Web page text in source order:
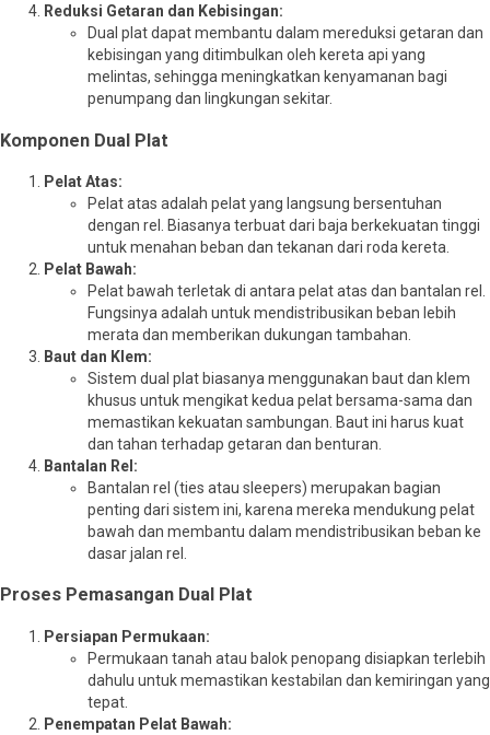
Reduksi Getaran dan Kebisingan:
Dual plat dapat membantu dalam mereduksi getaran dan
kebisingan yang ditimbulkan oleh kereta api yang
melintas, sehingga meningkatkan kenyamanan bagi
penumpang dan lingkungan sekitar.
Komponen Dual Plat
Pelat Atas:
Pelat atas adalah pelat yang langsung bersentuhan
dengan rel. Biasanya terbuat dari baja berkekuatan tinggi
untuk menahan beban dan tekanan dari roda kereta.
Pelat Bawah:
Pelat bawah terletak di antara pelat atas dan bantalan rel.
Fungsinya adalah untuk mendistribusikan beban lebih
merata dan memberikan dukungan tambahan.
Baut dan Klem:
Sistem dual plat biasanya menggunakan baut dan klem
khusus untuk mengikat kedua pelat bersama-sama dan
memastikan kekuatan sambungan. Baut ini harus kuat
dan tahan terhadap getaran dan benturan.
Bantalan Rel:
Bantalan rel (ties atau sleepers) merupakan bagian
penting dari sistem ini, karena mereka mendukung pelat
bawah dan membantu dalam mendistribusikan beban ke
dasar jalan rel.
Proses Pemasangan Dual Plat
Persiapan Permukaan:
Permukaan tanah atau balok penopang disiapkan terlebih
dahulu untuk memastikan kestabilan dan kemiringan yang
tepat.
Penempatan Pelat Bawah: